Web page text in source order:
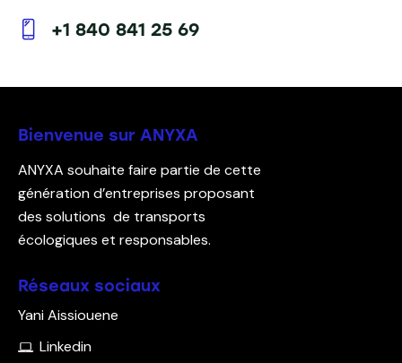
E-
m
on
+1 840 841 25 69
Bienvenue sur ANYXA
ANYXA souhaite faire partie de cette
génération d’entreprises proposant
des solutions de transports
écologiques et responsables.
Réseaux sociaux
Yani Aissiouene
Linkedin